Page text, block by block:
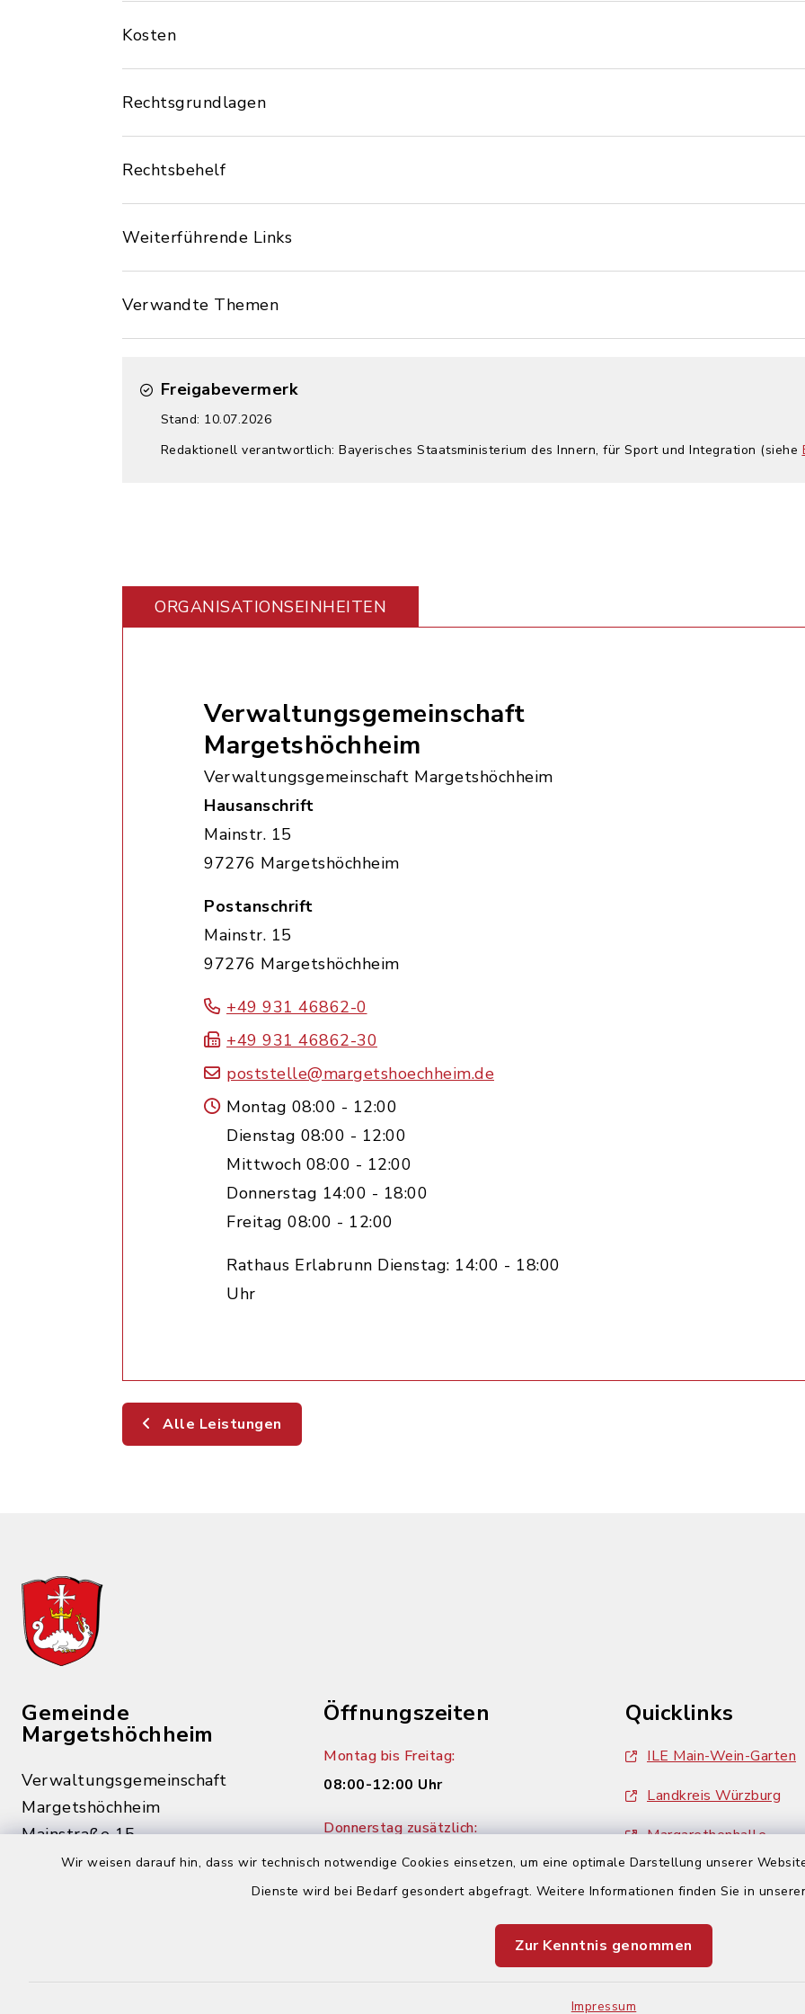
Wir weisen darauf hin, dass wir technisch notwendige Cookies einsetzen, um eine optimale Darstellung unserer
Dienste wird bei Bedarf gesondert abgefragt. Weitere Informationen finden Sie in
Zur Kenntnis genommen
Impressum
Kosten
Rechtsgrundlagen
Rechtsbehelf
Weiterführende Links
Verwandte Themen
Freigabevermerk
Stand: 10.07.2026
Redaktionell verantwortlich: Bayerisches Staatsministerium des Innern, für Sport und Integration (siehe
ORGANISATIONS­EINHEITEN
Verwaltungsgemeinschaft
Margetshöchheim
Verwaltungsgemeinschaft Margetshöchheim
Hausanschrift
Mainstr. 15
97276 Margetshöchheim
Postanschrift
Mainstr. 15
97276 Margetshöchheim
+49 931 46862-0
+49 931 46862-30
poststelle@margetshoechheim.de
Montag 08:00 - 12:00
Dienstag 08:00 - 12:00
Mittwoch 08:00 - 12:00
Donnerstag 14:00 - 18:00
Freitag 08:00 - 12:00
Rathaus Erlabrunn Dienstag: 14:00 - 18:00
Uhr
Alle Leistungen
Gemeinde
Margetshöchheim
Verwaltungsgemeinschaft
Margetshöchheim
Mainstraße 15
97276 Margetshöchheim
buergerbuero@margetshoechheim.de
Öffnungszeiten
Montag bis Freitag:
08:00-12:00 Uhr
Donnerstag zusätzlich:
14:00-18:00 Uhr
Quicklinks
ILE Main-Wein-Garten
Landkreis Würzburg
Margarethenhalle
ZweiUferLand Tourismus